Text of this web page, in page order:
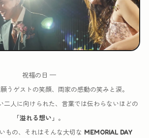
祝福の日 —
うゲストの笑顔、両家の感動の笑みと涙。
二人に向けられた、言葉では伝わらないほどの
「溢れる想い」 。
もの、それはそんな大切な MEMORIAL DAY